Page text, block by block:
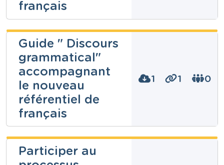
français
Enseignons.be
ASBL
Niveau
Fondamental
Cours
Français
Année
6 années
Tags
accord, accord du participe passé, adjectif, adjectifs,
conjugaison, conjugaisons, discours grammatical,
fonction, fonctions, grammaire, grammaticale,
Guide " Discours
grammatical"
accompagnant
le nouveau
référentiel de
français
1 1 0
Enseignons.be
ASBL
Participer au